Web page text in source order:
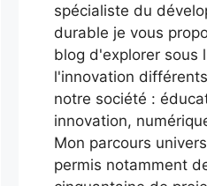
spécialiste du
durable je vous
blog d'explorer sous
l'innovation
notre société :
innovation,
Mon parcours
permis notamment